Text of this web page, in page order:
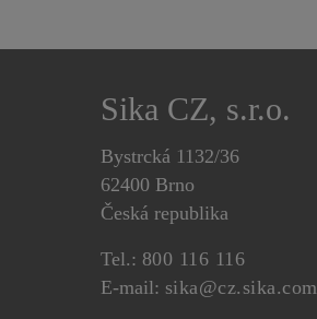
Sika CZ, s.r.o.
Bystrcká 1132/36
62400 Brno
Česká republika
Tel.: 800 116 116
E-mail: sika@cz.sika.com